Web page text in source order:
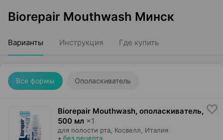
Biorepair Mouthwash Минск
Варианты Инструкция Где купить
Все формы Ополаскиватель
Biorepair Mouthwash, ополаскиватель,
500 мл ×1
для полости рта, Косвелл , Италия
• без рецепта